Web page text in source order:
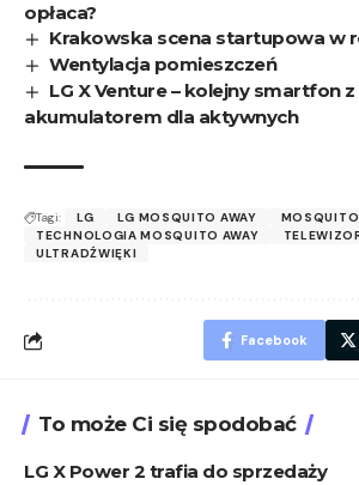
opłaca?
Krakowska scena startupowa w
Wentylacja pomieszczeń
LG X Venture – kolejny smartfon
akumulatorem dla aktywnych
Tagi: LG LG MOSQUITO AWAY
MOSQUITO
TECHNOLOGIA MOSQUITO AWAY
ULTRADŹWIĘKI
Facebook
To może Ci się spodobać
LG X Power 2 trafia do sprzedaży